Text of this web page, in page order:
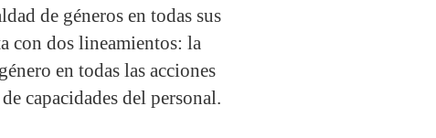
de géneros en todas sus
con dos lineamientos: la
en todas las acciones
capacidades del personal.